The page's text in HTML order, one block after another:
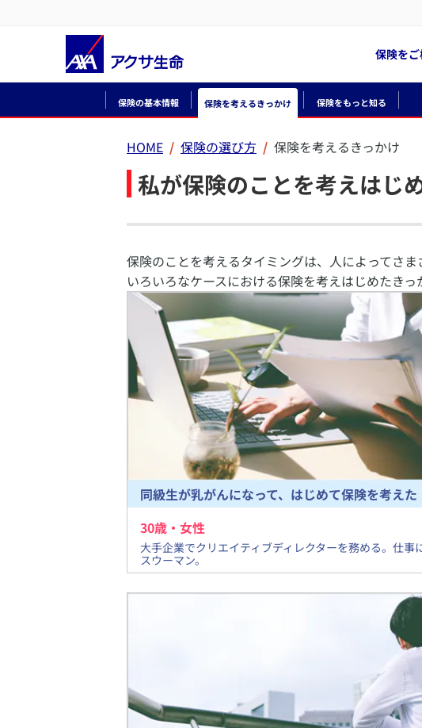
保険を
保険の基本情報 保険を考えるきっかけ 保険をもっと知る
HOME 保険の選び方 保険を考えるきっかけ
私が保険のことを考えはじ
保険のことを考えるタイミングは、人によってさ
いろいろなケースにおける保険を考えはじめたきっ
同級生が乳がんになって、はじめて保険を考えた
30歳・ 女性
大手企業でクリエイティブディレクターを務める。仕事
スウーマン。